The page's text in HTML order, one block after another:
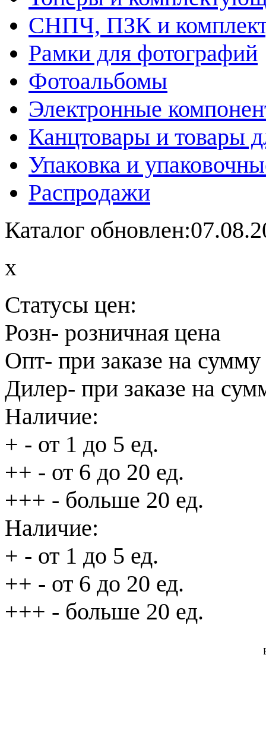
СНПЧ, ПЗК и
Рамки для фотографий
Фотоальбомы
Электронные
Канцтовары и товары
Упаковка и
Распродажи
Каталог
x
Статусы цен:
Розн- розничная цена
Опт- при заказе на
Дилер- при заказе на
Наличие:
+ - от 1 до 5 ед.
++ - от 6 до 20 ед.
+++ - больше 20 ед.
Наличие:
+ - от 1 до 5 ед.
++ - от 6 до 20 ед.
+++ - больше 20 ед.